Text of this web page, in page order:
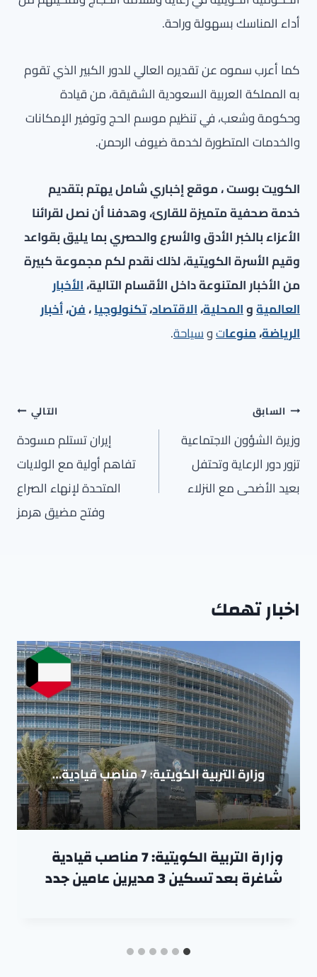
أداء المناسك بسهولة وراحة.
كما أعرب سموه عن تقديره العالي للدور الكبير الذي تقوم
به المملكة العربية السعودية الشقيقة، من قيادة
وحكومة وشعب، في تنظيم موسم الحج وتوفير الإمكانات
والخدمات المتطورة لخدمة ضيوف الرحمن.
الكويت بوست ، موقع إخباري شامل يهتم بتقديم
خدمة صحفية متميزة للقارئ، وهدفنا أن نصل لقرائنا
الأعزاء بالخبر الأدق والأسرع والحصري بما يليق بقواعد
وقيم الأسرة الكويتية، لذلك نقدم لكم مجموعة كبيرة
من الأخبار المتنوعة داخل الأقسام التالية،الأخبار
العالميةوالمحلية،الاقتصاد،تكنولوجيا،فن،أخبار
الرياضة،منوعاتوسياحة.
تصفّح
المقالات
السابق
وزيرة الشؤون الاجتماعية
تزور دور الرعاية وتحتفل
بعيد الأضحى مع النزلاء
التالي
إيران تستلم مسودة
تفاهم أولية مع الولايات
المتحدة لإنهاء الصراع
وفتح مضيق هرمز
اخبار تهمك
وزارة التربية الكويتية: 7 مناصب قيادية
شاغرة بعد تسكين 3 مديرين عامين جدد